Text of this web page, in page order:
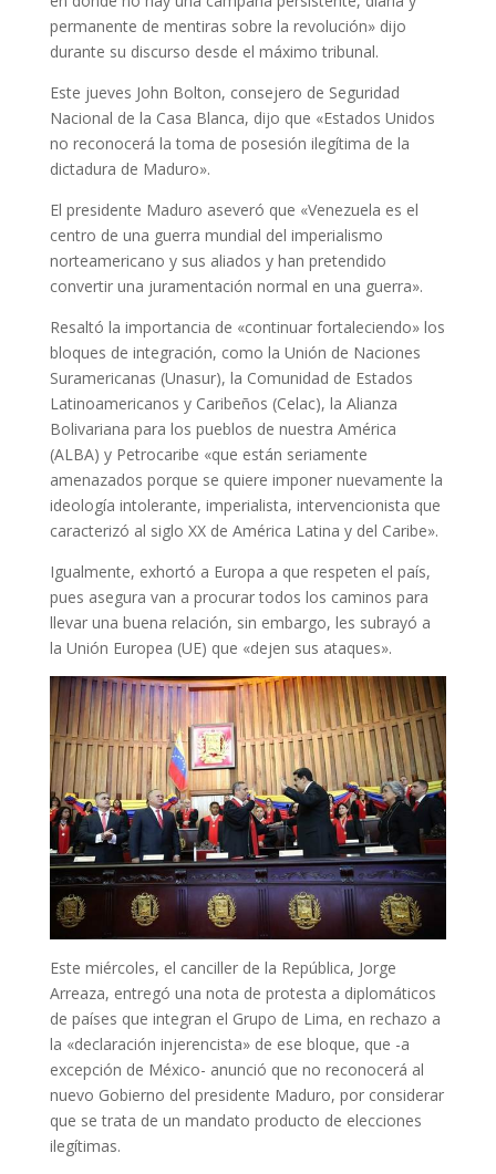
permanente de mentiras sobre la revolución» dijo
durante su discurso desde el máximo tribunal.
Este jueves John Bolton, consejero de Seguridad
Nacional de la Casa Blanca, dijo que «Estados Unidos
no reconocerá la toma de posesión ilegítima de la
dictadura de Maduro».
El presidente Maduro aseveró que «Venezuela es el
centro de una guerra mundial del imperialismo
norteamericano y sus aliados y han pretendido
convertir una juramentación normal en una guerra».
Resaltó la importancia de «continuar fortaleciendo» los
bloques de integración, como la Unión de Naciones
Suramericanas (Unasur), la Comunidad de Estados
Latinoamericanos y Caribeños (Celac), la Alianza
Bolivariana para los pueblos de nuestra América
(ALBA) y Petrocaribe «que están seriamente
amenazados porque se quiere imponer nuevamente la
ideología intolerante, imperialista, intervencionista que
caracterizó al siglo XX de América Latina y del Caribe».
Igualmente, exhortó a Europa a que respeten el país,
pues asegura van a procurar todos los caminos para
llevar una buena relación, sin embargo, les subrayó a
la Unión Europea (UE) que «dejen sus ataques».
Este miércoles, el canciller de la República, Jorge
Arreaza, entregó una nota de protesta a diplomáticos
de países que integran el Grupo de Lima, en rechazo a
la «declaración injerencista» de ese bloque, que -a
excepción de México- anunció que no reconocerá al
nuevo Gobierno del presidente Maduro, por considerar
que se trata de un mandato producto de elecciones
ilegítimas.